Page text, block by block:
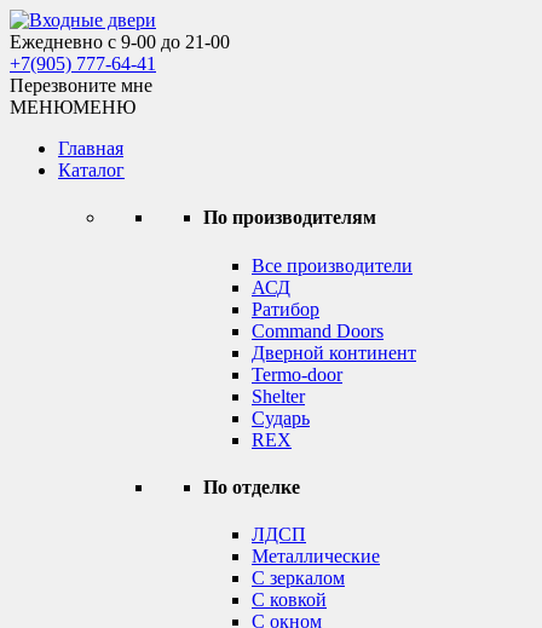
Skip
to
content
Входные двери
Ежедневно с 9-00 до 21-00
+7(905) 777-64-41
Перезвоните мне
МЕНЮМЕНЮ
Главная
Каталог
По производителям
Все производители
АСД
Ратибор
Command Doors
Дверной континент
Termo-door
Shelter
Сударь
REX
По отделке
ЛДСП
Металлические
С зеркалом
С ковкой
С окном